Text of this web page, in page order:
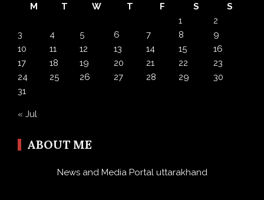
M
T W T F S
S
1
2
3
4 5 6 7 8
9
10
11 12 13 14 15
16
17
18 19 20 21 22
23
24
25 26 27 28 29
30
31
« Jul
ABOUT ME
News and Media Portal uttarakhand